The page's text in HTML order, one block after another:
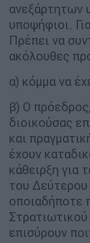
ανεξάρτητων
υποψήφιοι.
Πρέπει να
ακόλουθες
α) κόμμα να
β) Ο
διοικούσας
και
έχουν
κάθειρξη για
του Δεύτερου
οποιαδήποτε
επισύρουν